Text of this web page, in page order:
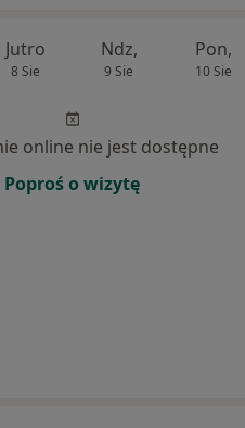
Jutro
8 Sie
Ndz,
9 Sie
Pon,
10 Sie
online nie jest dostępne
Poproś o wizytę